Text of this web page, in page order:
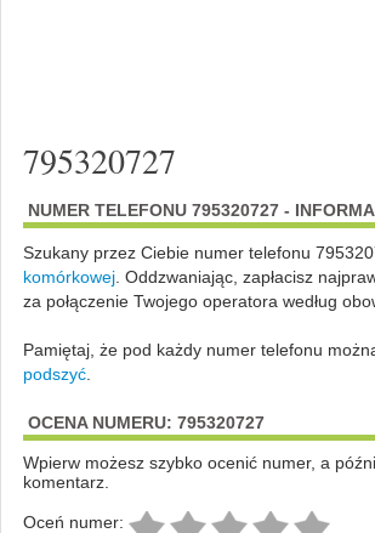
795320727
NUMER TELEFONU 795320727 -
Szukany przez Ciebie numer telefonu
komórkowej. Oddzwaniając, zapłacisz
za połączenie Twojego operatora według
Pamiętaj, że pod każdy numer telefonu
podszyć.
OCENA NUMERU: 795320727
Wpierw możesz szybko ocenić numer, a
komentarz.
Oceń numer: